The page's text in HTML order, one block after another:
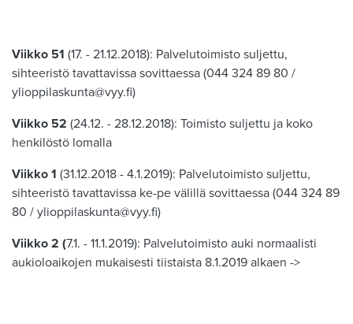
Viikko 51 (17. - 21.12.2018): Palvelutoimisto suljettu,
sihteeristö tavattavissa sovittaessa (044 324 89 80 /
ylioppilaskunta@vyy.fi)
Viikko 52 (24.12. - 28.12.2018): Toimisto suljettu ja koko
henkilöstö lomalla
Viikko 1 (31.12.2018 - 4.1.2019): Palvelutoimisto suljettu,
sihteeristö tavattavissa ke-pe välillä sovittaessa (044 324 89
80 / ylioppilaskunta@vyy.fi)
Viikko 2 (7.1. - 11.1.2019): Palvelutoimisto auki normaalisti
aukioloaikojen mukaisesti tiistaista 8.1.2019 alkaen ->